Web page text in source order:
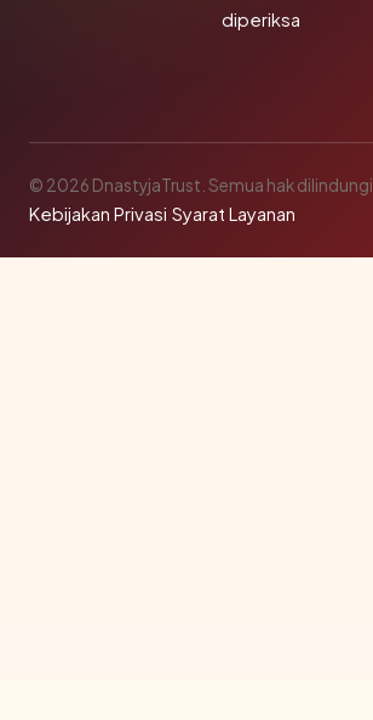
diperiksa
© 2026 DnastyjaTrust. Semua hak dilindungi.
Kebijakan Privasi·Syarat Layanan